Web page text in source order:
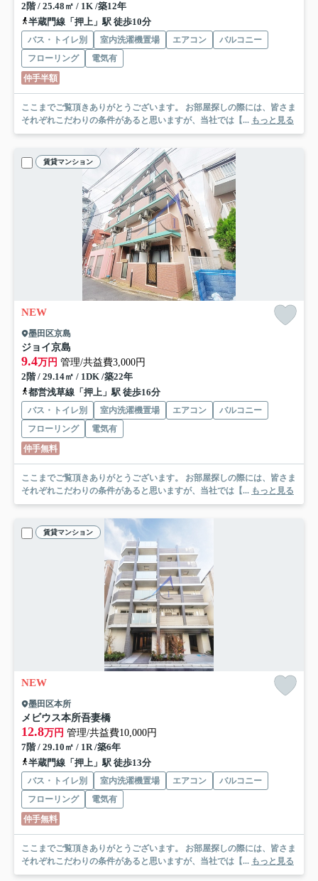
2階 / 25.48㎡ / 1K /築12年
半蔵門線「押上」駅 徒歩10分
バス・トイレ別 室内洗濯機置場 エアコン
バルコニー
フローリング
電気有
仲手半額
ここまでご覧頂きありがとうございます。 お部屋探しの際には、皆さま
それぞれこだわりの条件があると思いますが、当社では【... もっと見る
賃貸マンション
NEW
墨田区京島
ジョイ京島
9.4万円 管理/共益費3,000円
2階 / 29.14㎡ / 1DK /築22年
都営浅草線「押上」駅 徒歩16分
バス・トイレ別 室内洗濯機置場 エアコン
バルコニー
フローリング
電気有
仲手無料
ここまでご覧頂きありがとうございます。 お部屋探しの際には、皆さま
それぞれこだわりの条件があると思いますが、当社では【... もっと見る
賃貸マンション
NEW
墨田区本所
メビウス本所吾妻橋
12.8万円 管理/共益費10,000円
7階 / 29.10㎡ / 1R /築6年
半蔵門線「押上」駅 徒歩13分
バス・トイレ別 室内洗濯機置場 エアコン
バルコニー
フローリング
電気有
仲手無料
ここまでご覧頂きありがとうございます。 お部屋探しの際には、皆さま
それぞれこだわりの条件があると思いますが、当社では【... もっと見る